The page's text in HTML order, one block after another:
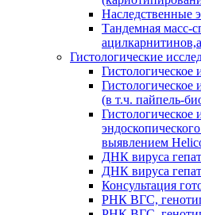
Наследственные
Тандемная масс-
Гистологические
Гистологическое
Гистологическое
(в т.ч. пайпель-
Гистологическое
выявлением
ДНК вируса
ДНК вируса
Консультация
РНК ВГC,